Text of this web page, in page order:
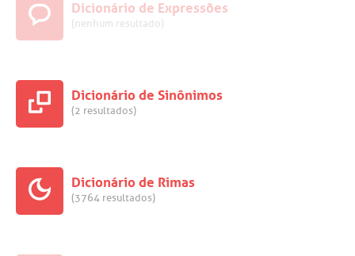
Dicionário de Expressões
(nenhum resultado)
Dicionário de Sinônimos
(2 resultados)
Dicionário de Rimas
(3764 resultados)